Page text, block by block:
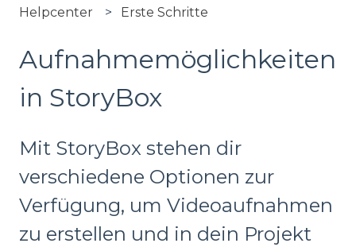
Helpcenter Erste Schritte
Aufnahmemöglichkeiten
in StoryBox
Mit StoryBox stehen dir
verschiedene Optionen zur
Verfügung, um Videoaufnahmen
zu erstellen und in dein Projekt